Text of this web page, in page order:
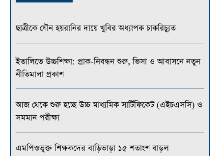
ছাত্রীকে যৌন হয়রানির দায়ে খুবির অধ্যাপক চাকরিচ্যুত
ইতালিতে উচ্চশিক্ষা: প্রাক-নিবন্ধন শুরু, ভিসা ও আবাসনে নতুন
নীতিমালা প্রকাশ
আজ থেকে শুরু হচ্ছে উচ্চ মাধ্যমিক সার্টিফিকেট (এইচএসসি) ও
সমমান পরীক্ষা
এমপিওভুক্ত শিক্ষকদের বাড়িভাড়া ১৫ শতাংশ বাড়ল